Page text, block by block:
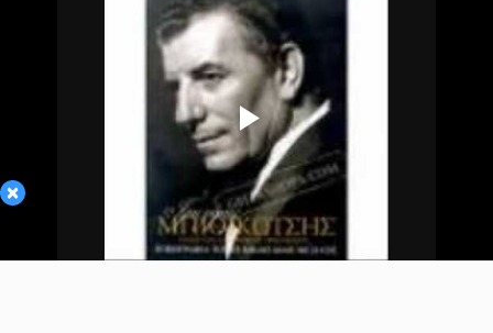
×
Play
Video